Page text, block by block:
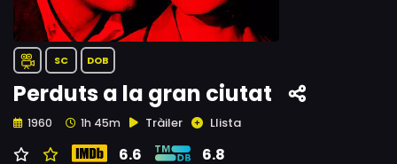
SC DOB
Perduts a la gran ciutat
1960 1h 45m Tràiler Llista
6.6 6.8